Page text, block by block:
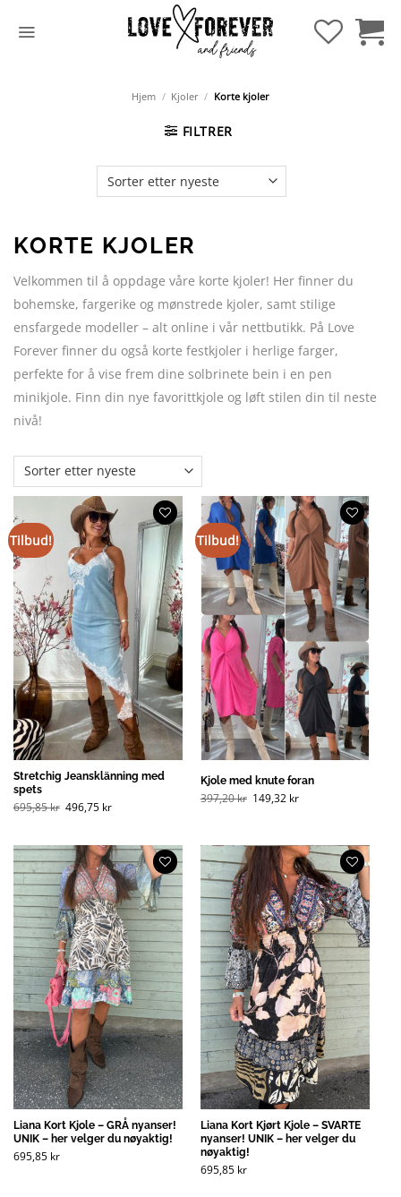
Hjem / Kjoler / Korte kjoler
FILTRER
KORTE KJOLER
Velkommen til å oppdage våre korte kjoler! Her finner du
bohemske, fargerike og mønstrede kjoler, samt stilige
ensfargede modeller – alt online i vår nettbutikk. På Love
Forever finner du også korte festkjoler i herlige farger,
perfekte for å vise frem dine solbrinete bein i en pen
minikjole. Finn din nye favorittkjole og løft stilen din til neste
nivå!
Tilbud!
Stretchig Jeansklänning med
spets
695,85kr Opprinnelig
pris
(NOK).
496,75 krNåværende
(NOK).
Tilbud!
Kjole med knute foran
397,20kr Opprinnelig
pris
149,32 krNåværende
Liana Kort Kjole – GRÅ nyanser!
UNIK – her velger du nøyaktig!
695,85 kr
Liana Kort Kjørt Kjole – SVARTE
nyanser! UNIK – her velger du
nøyaktig!
695,85 kr